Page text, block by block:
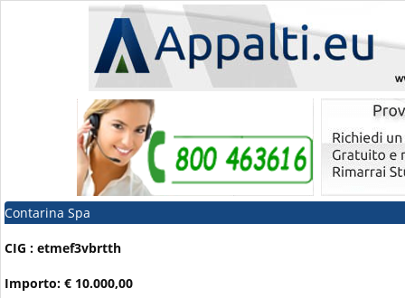
Contarina Spa
CIG : etmef3vbrtth
Importo: € 10.000,00